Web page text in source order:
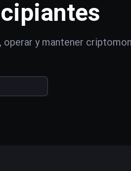
y mantener